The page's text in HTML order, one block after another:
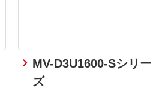
MV-D3U1600-Sシリー
ズ